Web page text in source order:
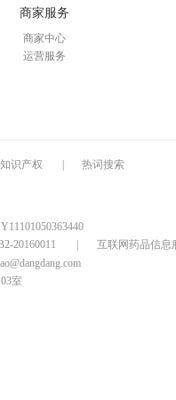
商家服务
商家中心
运营服务
知识产权 热词搜索
20160011
互联网药品信息
室